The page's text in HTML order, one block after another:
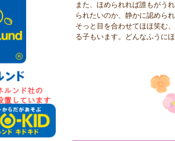
また、ほめられれば誰もがう
られたいのか、静かに認めら
そっと目を合わせてほほ笑む
る子もいます。どんなふうに